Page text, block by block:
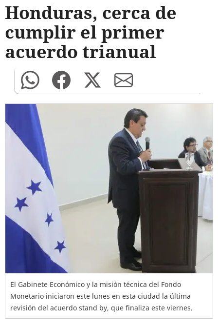
Honduras, cerca de
cumplir el primer
acuerdo trianual
El Gabinete Económico y la misión técnica del Fondo
Monetario iniciaron este lunes en esta ciudad la última
revisión del acuerdo stand by, que finaliza este viernes.